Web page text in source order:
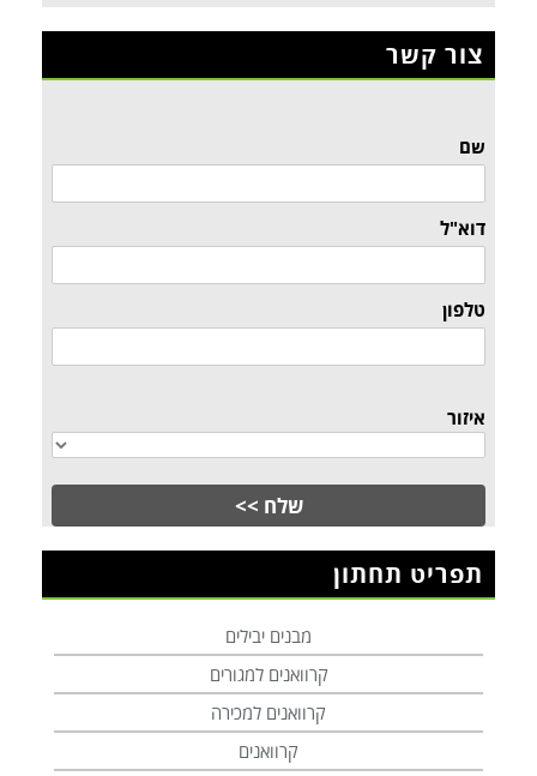
צור קשר
שם
דוא"ל
טלפון
איזור
תפריט תחתון
מבנים יבילים
קרוואנים למגורים
קרוואנים למכירה
קרוואנים